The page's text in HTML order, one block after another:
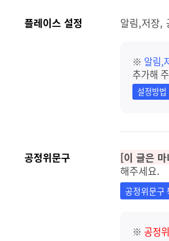
플레이스 설정 알림,저장,
※ 알림,
추가해
설정방법
공정위문구
[이 글은
해주세요.
공정위문구
※ 공정